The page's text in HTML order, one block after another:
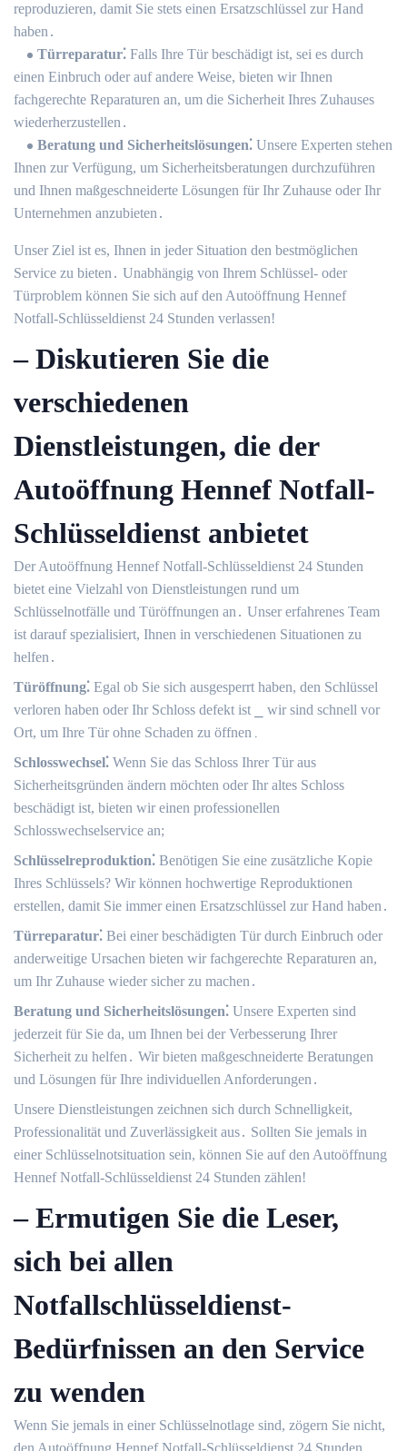
reproduzieren, damit Sie stets einen Ersatzschlüssel zur Hand
haben․
Türreparatur⁚ Falls Ihre Tür beschädigt ist, sei es durch
einen Einbruch oder auf andere Weise, bieten wir Ihnen
fachgerechte Reparaturen an, um die Sicherheit Ihres Zuhauses
wiederherzustellen․
Beratung und Sicherheitslösungen⁚ Unsere Experten stehen
Ihnen zur Verfügung, um Sicherheitsberatungen durchzuführen
und Ihnen maßgeschneiderte Lösungen für Ihr Zuhause oder Ihr
Unternehmen anzubieten․
Unser Ziel ist es, Ihnen in jeder Situation den bestmöglichen
Service zu bieten․ Unabhängig von Ihrem Schlüssel- oder
Türproblem können Sie sich auf den Autoöffnung Hennef
Notfall-Schlüsseldienst 24 Stunden verlassen!​
– Diskutieren Sie die
verschiedenen
Dienstleistungen, die der
Autoöffnung Hennef Notfall-
Schlüsseldienst anbietet
Der Autoöffnung Hennef Notfall-Schlüsseldienst 24 Stunden
bietet eine Vielzahl von Dienstleistungen rund um
Schlüsselnotfälle und Türöffnungen an․ Unser erfahrenes Team
ist darauf spezialisiert, Ihnen in verschiedenen Situationen zu
helfen․
Türöffnung⁚ Egal ob Sie sich ausgesperrt haben, den Schlüssel
verloren haben oder Ihr Schloss defekt ist ⎯ wir sind schnell vor
Ort, um Ihre Tür ohne Schaden zu öffnen․
Schlosswechsel⁚ Wenn Sie das Schloss Ihrer Tür aus
Sicherheitsgründen ändern möchten oder Ihr altes Schloss
beschädigt ist, bieten wir einen professionellen
Schlosswechselservice an;
Schlüsselreproduktion⁚ Benötigen Sie eine zusätzliche Kopie
Ihres Schlüssels? Wir können hochwertige Reproduktionen
erstellen, damit Sie immer einen Ersatzschlüssel zur Hand haben․
Türreparatur⁚ Bei einer beschädigten Tür durch Einbruch oder
anderweitige Ursachen bieten wir fachgerechte Reparaturen an,
um Ihr Zuhause wieder sicher zu machen․
Beratung und Sicherheitslösungen⁚ Unsere Experten sind
jederzeit für Sie da, um Ihnen bei der Verbesserung Ihrer
Sicherheit zu helfen․ Wir bieten maßgeschneiderte Beratungen
und Lösungen für Ihre individuellen Anforderungen․
Unsere Dienstleistungen zeichnen sich durch Schnelligkeit,
Professionalität und Zuverlässigkeit aus․ Sollten Sie jemals in
einer Schlüsselnotsituation sein, können Sie auf den Autoöffnung
Hennef Notfall-Schlüsseldienst 24 Stunden zählen!​
– Ermutigen Sie die Leser,
sich bei allen
Notfallschlüsseldienst-
Bedürfnissen an den Service
zu wenden
Wenn Sie jemals in einer Schlüsselnotlage sind, zögern Sie nicht,
den Autoöffnung Hennef Notfall-Schlüsseldienst 24 Stunden